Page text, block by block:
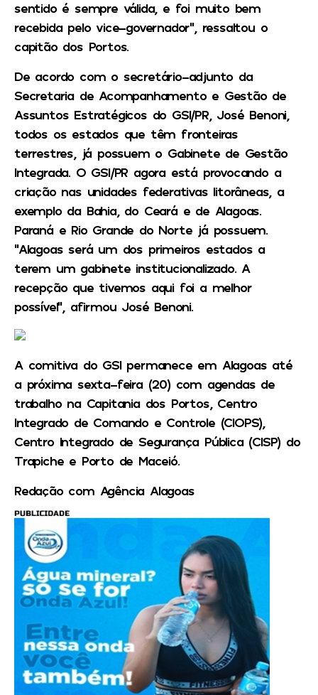
sentido é sempre válida, e foi muito bem
recebida pelo vice-governador”, ressaltou o
capitão dos Portos.
De acordo com o secretário-adjunto da
Secretaria de Acompanhamento e Gestão de
Assuntos Estratégicos do GSI/PR, José Benoni,
todos os estados que têm fronteiras
terrestres, já possuem o Gabinete de Gestão
Integrada. O GSI/PR agora está provocando a
criação nas unidades federativas litorâneas, a
exemplo da Bahia, do Ceará e de Alagoas.
Paraná e Rio Grande do Norte já possuem.
“Alagoas será um dos primeiros estados a
terem um gabinete institucionalizado. A
recepção que tivemos aqui foi a melhor
possível”, afirmou José Benoni.
A comitiva do GSI permanece em Alagoas até
a próxima sexta-feira (20) com agendas de
trabalho na Capitania dos Portos, Centro
Integrado de Comando e Controle (CIOPS),
Centro Integrado de Segurança Pública (CISP) do
Trapiche e Porto de Maceió.
Redação com Agência Alagoas